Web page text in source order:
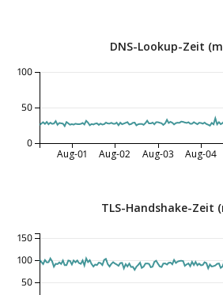
DNS-Lookup-Zeit
Aug-01 Aug-02 Aug-03 Aug-04
0
50
100
TLS-Handshake-Zeit
50
100
150